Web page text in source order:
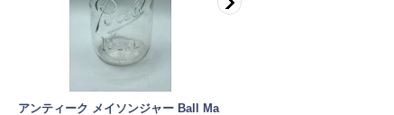
アンティーク メイソンジャー Ball Ma